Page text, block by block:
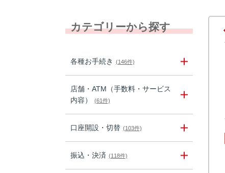
カテゴリーから探す
各種お手続き (146件)
店舗・ATM（手数料・サービス
内容）
(61件)
口座開設・切替 (103件)
振込・決済 (118件)